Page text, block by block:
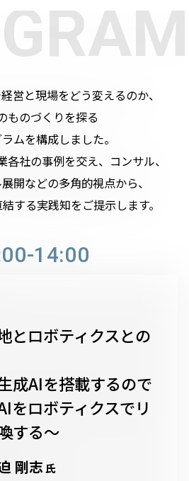
営と現場をどう変えるのか、
ものづくりを探る
ムを構成しました。
各社の事例を交え、コンサル、
開などの多角的視点から、
する実践知をご提示します。
14:00
とロボティクスとの
成AIを搭載するので
をロボティクスでリ
する〜
剛志 氏